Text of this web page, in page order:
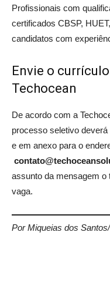
Profissionais com
certificados CBSP,
candidatos com
Envie o
Techocean
De acordo com a
processo seletivo
e em anexo para o
assunto da mensagem o
vaga.
Por Miqueias dos